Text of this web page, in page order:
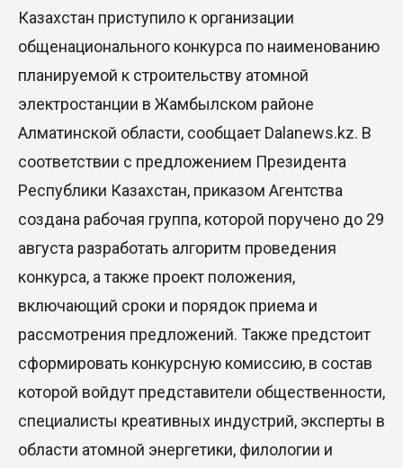
Казахстан приступило к организации
общенационального конкурса по наименованию
планируемой к строительству атомной
электростанции в Жамбылском районе
Алматинской области, сообщает Dalanews.kz. В
соответствии с предложением Президента
Республики Казахстан, приказом Агентства
создана рабочая группа, которой поручено до 29
августа разработать алгоритм проведения
конкурса, а также проект положения,
включающий сроки и порядок приема и
рассмотрения предложений. Также предстоит
сформировать конкурсную комиссию, в состав
которой войдут представители общественности,
специалисты креативных индустрий, эксперты в
области атомной энергетики, филологии и